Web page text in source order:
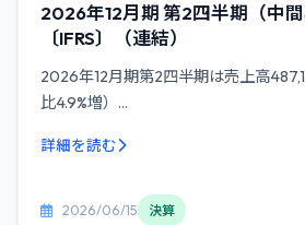
2026年12月期 第2四半期（中
〔IFRS〕（連結）
2026年12月期第2四半期は売上高
比4.9%増）...
詳細を読む
2026/06/15 決算